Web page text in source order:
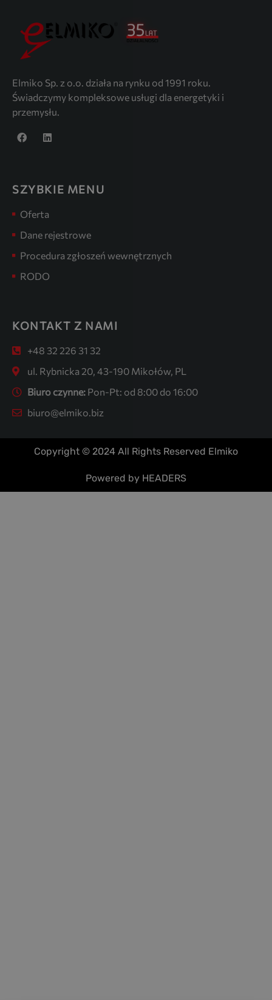
Elmiko Sp. z o.o. działa na rynku od 1991 roku.
Świadczymy kompleksowe usługi dla energetyki i
przemysłu.
SZYBKIE MENU
Oferta
Dane rejestrowe
Procedura zgłoszeń wewnętrznych
RODO
KONTAKT Z NAMI
+48 32 226 31 32
ul. Rybnicka 20, 43-190 Mikołów, PL
Biuro czynne: Pon-Pt: od 8:00 do 16:00
biuro@elmiko.biz
Copyright © 2024 All Rights Reserved Elmiko
Powered by HEADERS